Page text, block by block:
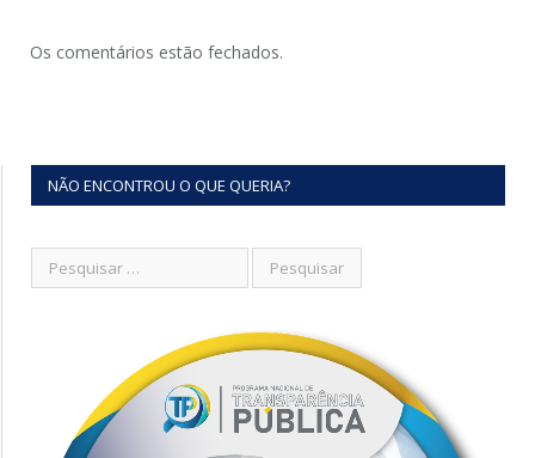
Os comentários estão fechados.
NÃO ENCONTROU O QUE QUERIA?